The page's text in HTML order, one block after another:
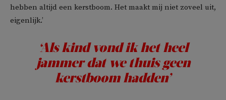
hebben altijd een kerstboom. Het maakt mij niet zoveel uit,
eigenlijk.’
‘Als kind vond ik het heel
jammer dat we thuis geen
kerstboom hadden’